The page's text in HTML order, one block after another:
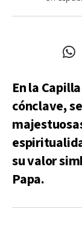
En la
cónclave,
su valor
Papa.